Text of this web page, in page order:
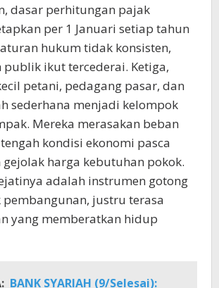
dasar perhitungan pajak
per 1 Januari setiap tahun
hukum tidak konsisten,
publik ikut tercederai. Ketiga,
petani, pedagang pasar, dan
sederhana menjadi kelompok
Mereka merasakan beban
kondisi ekonomi pasca
harga kebutuhan pokok.
adalah instrumen gotong
justru terasa
yang memberatkan hidup
BANK SYARIAH (9/Selesai):